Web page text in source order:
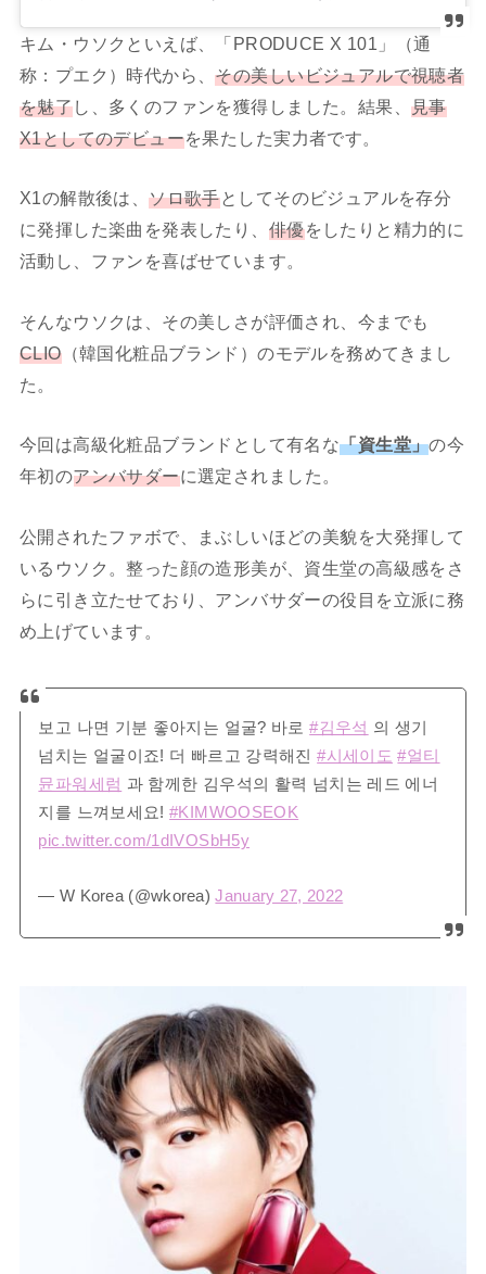
キム・ウソクといえば、「PRODUCE X 101」（通
称：プエク）時代から、その美しいビジュアルで視聴者
を魅了し、多くのファンを獲得しました。結果、 見事
X1としてのデビューを果たした実力者です。
X1の解散後は、ソロ歌手としてそのビジュアルを存分
に発揮した楽曲を発表したり、 俳優をしたりと精力的に
活動し、ファンを喜ばせています。
そんなウソクは、その美しさが評価され、今までも
CLIO（韓国化粧品ブランド）のモデルを務めてきまし
た。
今回は高級化粧品ブランドとして有名な「資生堂」の今
年初のアンバサダーに選定されました。
公開されたファボで、まぶしいほどの美貌を大発揮して
いるウソク。整った顔の造形美が、資生堂の高級感をさ
らに引き立たせており、アンバサダーの役目を立派に務
め上げています。
보고 나면 기분 좋아지는 얼굴? 바로#김우석 의 생기
넘치는 얼굴이죠! 더 빠르고 강력해진#시세이도 #얼티
뮨파워세럼 과 함께한 김우석의 활력 넘치는 레드 에너
지를 느껴보세요!#KIMWOOSEOK
pic.twitter.com/1dIVOSbH5y
— W Korea (@wkorea)January 27, 2022